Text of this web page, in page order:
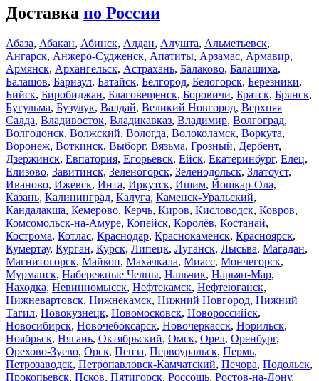
Доставка по России
Абаза, Абакан, Абинск, Алдан, Алушта, Альметьевск,
Ангарск, Анжеро-Судженск, Апатиты, Арзамас, Армавир,
Армянск, Архангельск, Астрахань, Балаково, Балашиха,
Балашов, Барнаул, Батайск, Белгород, Белогорск, Березники,
Бийск, Биробиджан, Благовещенск, Боровичи, Братск, Брянск,
Бугульма, Бузулук, Валдай, Великий Новгород, Верхняя
Салда, Владивосток, Владикавказ, Владимир, Волгоград,
Волгодонск, Волжский, Вологда, Волоколамск, Воркута,
Воронеж, Воткинск, Выборг, Вязьма, Грозный, Дербент,
Дзержинск, Евпатория, Егорьевск, Ейск, Екатеринбург, Елец,
Елизово, Завитинск, Зеленогорск, Зеленодольск, Златоуст,
Иваново, Ижевск, Инта, Иркутск, Ишим, Йошкар-Ола,
Казань, Калининград, Калуга, Каменск-Уральский,
Кандалакша, Кемерово, Керчь, Киров, Кисловодск, Ковров,
Комсомольск-на-Амуре, Копейск, Королёв, Костанай,
Кострома, Котлас, Краснодар, Краснокаменск, Красноярск,
Кумертау, Курган, Курск, Липецк, Луганск, Лысьва, Магадан,
Магнитогорск, Майкоп, Махачкала, Миасс, Мончегорск,
Мурманск, Набережные Челны, Нальчик, Нарьян-Мар,
Находка, Невинномысск, Нефтекамск, Нефтеюганск,
Нижневартовск, Нижнекамск, Нижний Новгород, Нижний
Тагил, Новокузнецк, Новомосковск, Новороссийск,
Новосибирск, Новочебоксарск, Новочеркасск, Норильск,
Ноябрьск, Нягань, Октябрьский, Омск, Орел, Оренбург,
Орехово-Зуево, Орск, Пенза, Первоуральск, Пермь,
Петрозаводск, Петропавловск-Камчатский, Печора, Подольск,
Прокопьевск, Псков, Пятигорск, Россошь, Ростов-на-Дону,